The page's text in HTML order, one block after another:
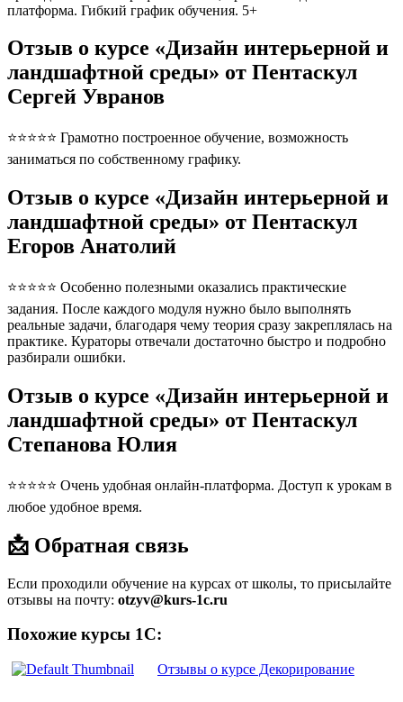
платформа. Гибкий график обучения. 5+
Отзыв о курсе «Дизайн интерьерной и
ландшафтной среды» от Пентаскул
Сергей Увранов
⭐⭐⭐⭐⭐ Грамотно построенное обучение, возможность
заниматься по собственному графику.
Отзыв о курсе «Дизайн интерьерной и
ландшафтной среды» от Пентаскул
Егоров Анатолий
⭐⭐⭐⭐⭐ Особенно полезными оказались практические
задания. После каждого модуля нужно было выполнять
реальные задачи, благодаря чему теория сразу закреплялась на
практике. Кураторы отвечали достаточно быстро и подробно
разбирали ошибки.
Отзыв о курсе «Дизайн интерьерной и
ландшафтной среды» от Пентаскул
Степанова Юлия
⭐⭐⭐⭐⭐ Очень удобная онлайн-платформа. Доступ к урокам в
любое удобное время.
📩 Обратная связь
Если проходили обучение на курсах от школы, то присылайте
отзывы на почту: otzyv@kurs-1c.ru
Похожие курсы 1С:
Отзывы о курсе Декорирование